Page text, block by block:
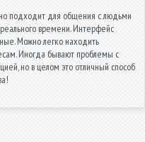
подходит для общения с людьми
времени. Интерфейс
Можно легко находить
Иногда бывают проблемы с
но в целом это отличный способ